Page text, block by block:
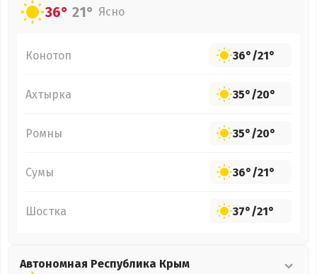
36° 21° Ясно
Конотоп 36°/21°
Ахтырка 35°/20°
Ромны 35°/20°
Сумы 36°/21°
Шостка 37°/21°
Автономная Республика Крым